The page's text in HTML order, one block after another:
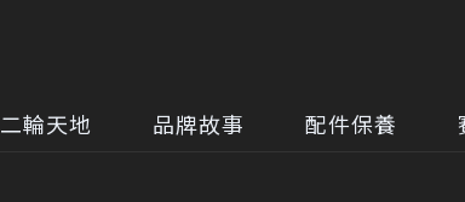
二輪天地 品牌故事 配件保養